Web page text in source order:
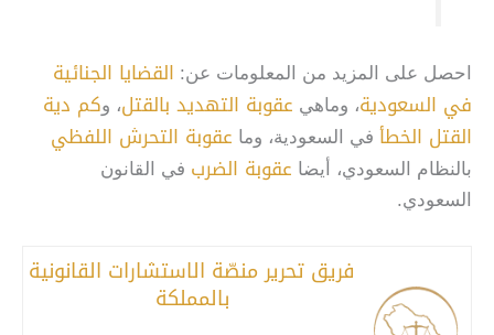
احصل على المزيد من المعلومات عن: القضايا الجنائية
في السعودية، وماهي عقوبة التهديد بالقتل، وكم دية
القتل الخطأ في السعودية، وما عقوبة التحرش اللفظي
بالنظام السعودي، أيضا عقوبة الضرب في القانون
السعودي.
فريق تحرير منصّة الاستشارات القانونية
بالمملكة